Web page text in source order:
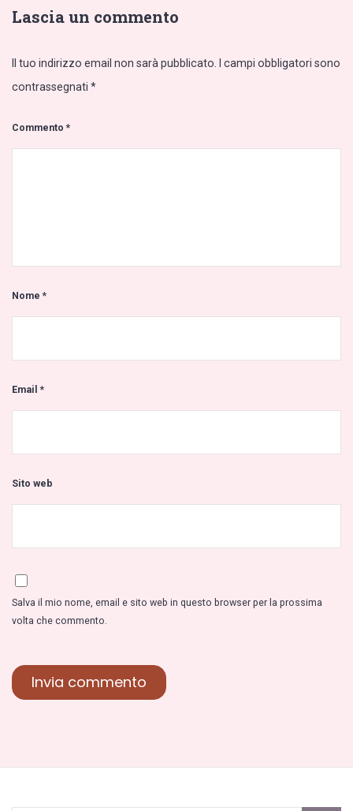
Lascia un commento
Il tuo indirizzo email non sarà pubblicato.
I campi obbligatori sono
contrassegnati *
Commento*
Nome*
Email*
Sito web
Salva il mio nome, email e sito web in questo browser per la prossima
volta che commento.